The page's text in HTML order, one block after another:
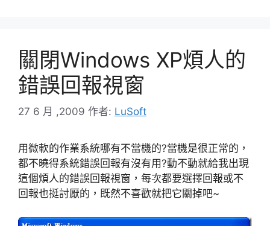
關閉Windows XP煩人的
錯誤回報視窗
27 6 月 ,2009 作者: LuSoft
用微軟的作業系統哪有不當機的?當機是很正常的，
都不曉得系統錯誤回報有沒有用?動不動就給我出現
這個煩人的錯誤回報視窗，每次都要選擇回報或不
回報也挺討厭的，既然不喜歡就把它關掉吧~